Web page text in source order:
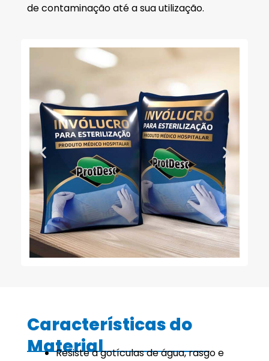
de contaminação até a sua utilização.
Características do
Material
Resiste a gotículas de água, rasgo e